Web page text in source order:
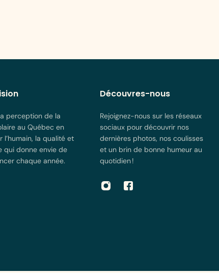
perception de la
au Québec en
l’humain, la qualité et
qui donne envie de
chaque année.
Découvres-nous
Rejoignez-nous sur les réseaux
sociaux pour découvrir nos
dernières photos, nos coulisses
et un brin de bonne humeur au
quotidien !